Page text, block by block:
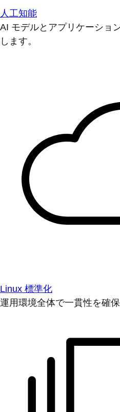
人工知能
AI モデルとアプリケーショ
します。
Linux 標準化
運用環境全体で一貫性を確保